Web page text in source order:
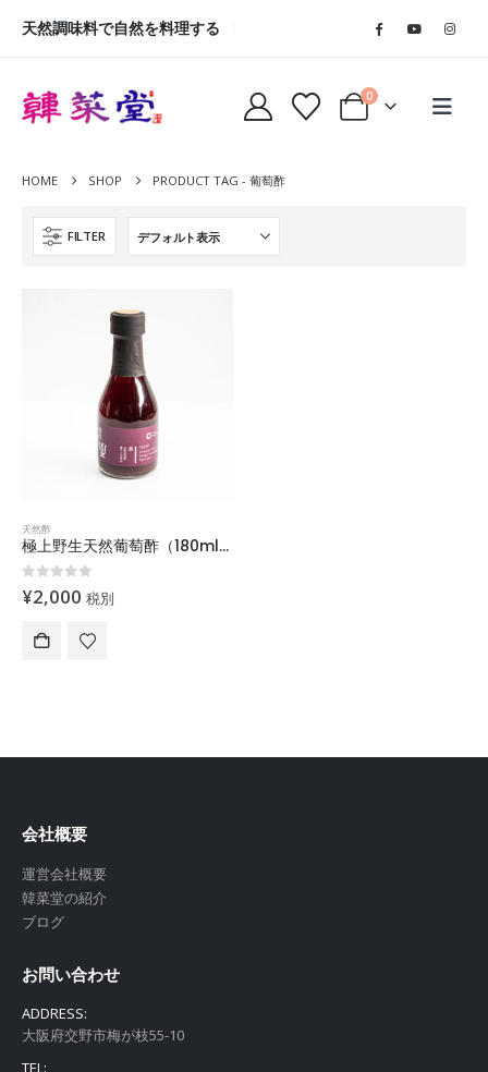
天然調味料で自然を料理する
0
HOME SHOP PRODUCT TAG - 葡萄酢
FILTER
天然酢
極上野生天然葡萄酢（180ml）「予約限定販売」2月末順次配送
0out of 5
¥2,000 税別
会社概要
運営会社概要
韓菜堂の紹介
ブログ
お問い合わせ
ADDRESS:
大阪府交野市梅が枝55-10
TEL: